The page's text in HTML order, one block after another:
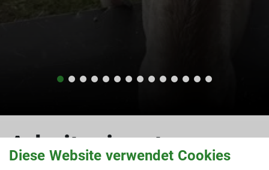
Arbeitseinsatz
Diese Website verwendet Cookies